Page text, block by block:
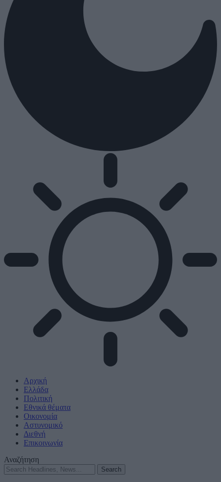
Αρχική
Ελλάδα
Πολιτική
Εθνικά θέματα
Οικονομία
Αστυνομικό
Διεθνή
Επικοινωνία
Αναζήτηση